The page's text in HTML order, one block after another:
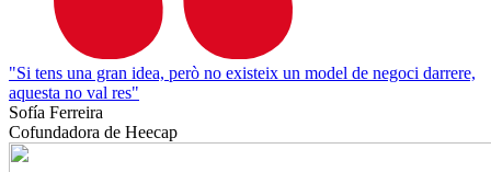
"Si tens una gran idea, però no existeix un model de negoci darrere,
aquesta no val res"
Sofía Ferreira
Cofundadora de Heecap